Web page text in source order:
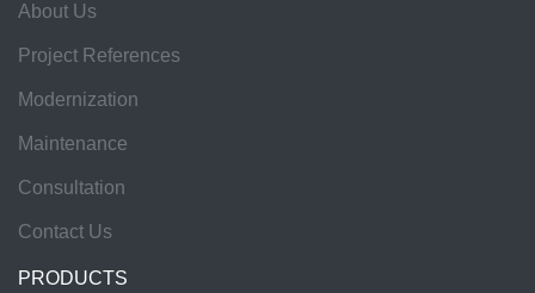
About Us
Project References
Modernization
Maintenance
Consultation
Contact Us
PRODUCTS